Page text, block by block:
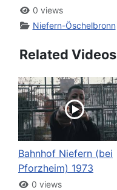
0 views
Niefern-Öschelbronn
Related Videos
Bahnhof Niefern (bei
Pforzheim) 1973
0 views